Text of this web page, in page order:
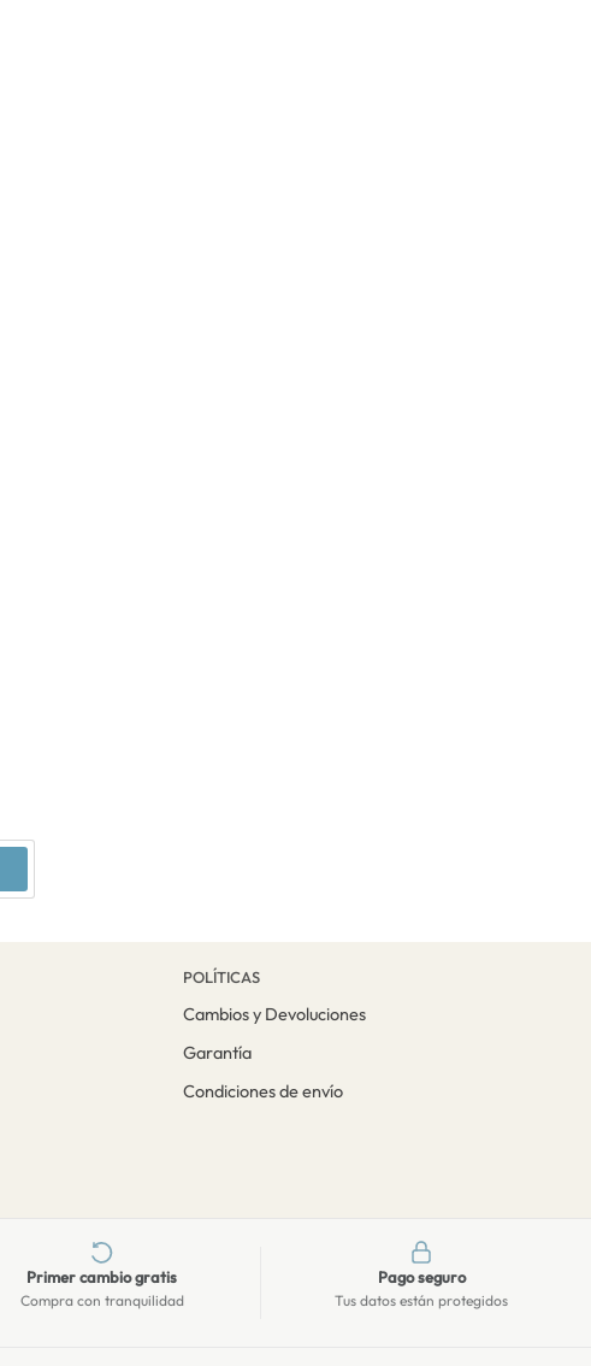
POLÍTICAS
Cambios y Devoluciones
Garantía
Condiciones de envío
Primer cambio gratis
Compra con tranquilidad
Pago seguro
Tus datos están protegidos